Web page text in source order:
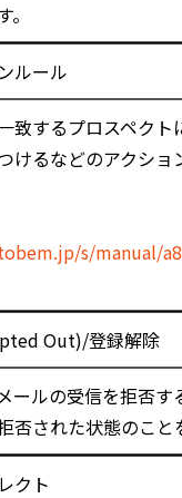
ルール
致するプロスペクト
けるなどのアクショ
s/manual/
Out)/登録解除
ールの受信を拒否す
否された状態のこと
クト